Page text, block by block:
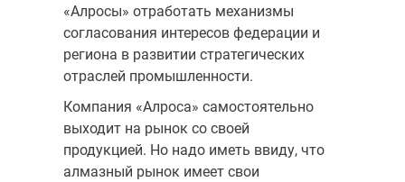
«Алросы» отработать механизмы
согласования интересов федерации и
региона в развитии стратегических
отраслей промышленности.
Компания «Алроса» самостоятельно
выходит на рынок со своей
продукцией. Но надо иметь ввиду, что
алмазный рынок имеет свои